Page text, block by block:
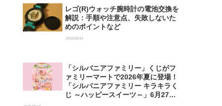
レゴ(R)ウォッチ腕時計の電池交換を
解説：手順や注意点、失敗しないた
めのポイントなど
2015/11/14
「シルバニアファミリー」くじがフ
ァミリーマートで2026年夏に登場！
「シルバニアファミリー キラキラく
じ ～ハッピースイーツ～」6月27日